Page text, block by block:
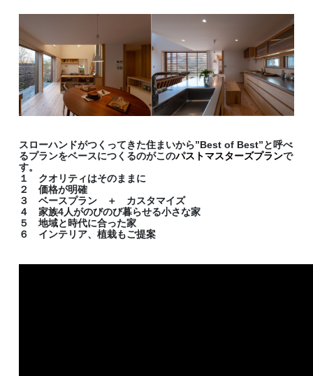
スローハンドがつくってきた住まいから”Best of Best”と呼べ
るプランをベースにつくるのがこのパストマスターズプランで
す。
１ クオリティはそのままに
２ 価格が明確
３ ベースプラン ＋ カスタマイズ
４ 家族4人がのびのび暮らせる小さな家
５ 地域と時代に合った家
６ インテリア、植栽もご提案